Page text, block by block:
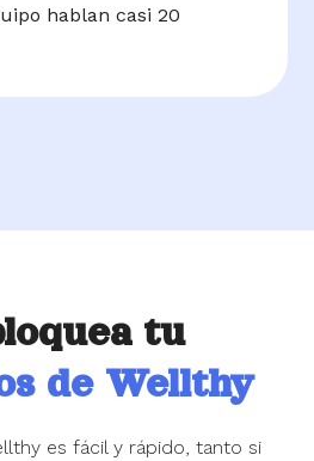
hablan casi 20
tu
de Wellthy
es fácil y rápido, tanto si